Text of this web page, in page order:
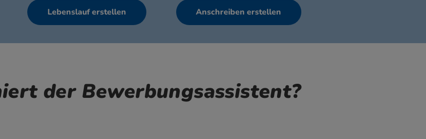
Lebenslauf erstellen Anschreiben erstellen
der Bewerbungsassistent?